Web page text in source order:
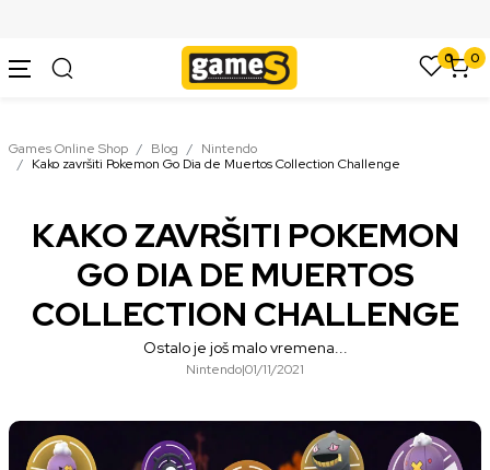
0 0
Games Online Shop Blog
Nintendo
Kako završiti Pokemon Go Dia de Muertos Collection Challenge
KAKO ZAVRŠITI POKEMON
GO DIA DE MUERTOS
COLLECTION CHALLENGE
Ostalo je još malo vremena...
Nintendo|01/11/2021